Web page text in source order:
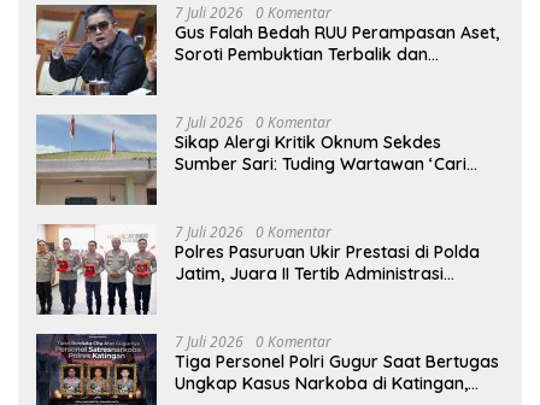
7 Juli 2026 0 Komentar
Gus Falah Bedah RUU Perampasan Aset,
Soroti Pembuktian Terbalik dan
7 Juli 2026 0 Komentar
Sikap Alergi Kritik Oknum Sekdes
Sumber Sari: Tuding Wartawan ‘Cari
CETAR yang Diduga Mandek
7 Juli 2026 0 Komentar
Polres Pasuruan Ukir Prestasi di Polda
Jatim, Juara II Tertib Administrasi
7 Juli 2026 0 Komentar
Tiga Personel Polri Gugur Saat Bertugas
Ungkap Kasus Narkoba di Katingan,